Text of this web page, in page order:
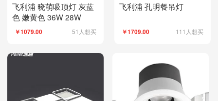
飞利浦 晓萌吸顶灯 灰蓝
色 嫩黄色 36W 28W
￥1079.00 51人想买
飞利浦 孔明餐吊灯
￥1709.00 111人想买